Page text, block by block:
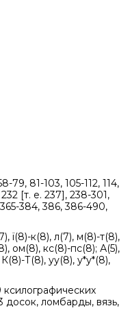
81-103, 105-112, 114,
[т. е. 237], 238-301,
384, 386, 386-490,
ï(8)-к(8), л(7), м(8)-т(8),
ом(8), кс(8)-пс(8); А(5),
Т(8), уу(8), у*у*(8),
досок, ломбарды, вязь,